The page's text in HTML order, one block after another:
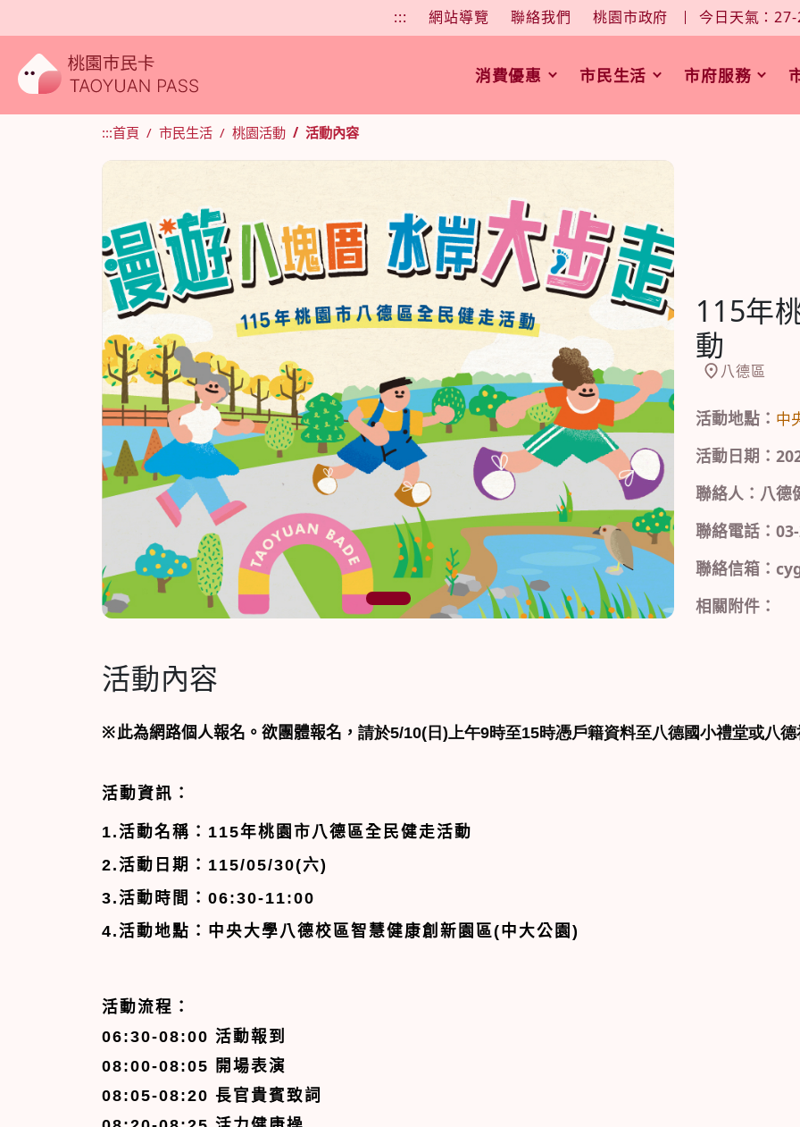
::: 網站導覽 聯絡我們 桃園市政府 今日天氣：
字型大小：
消費優惠 市民生活 市府服務
:::首頁 市民生活 桃園活動 活動內容
1
115年
動
八德區
活動地點： 中
活動日期：
聯絡人：八德
聯絡電話：
聯絡信箱：
相關附件：
活動內容
※此為網路個人報名。欲團體報名， 請於5/10(日)上午9時至15時憑戶籍資料至八德國小禮堂或八
活動資訊：
1.活動名稱： 115年桃園市八德區全民健走活動
2.活動日期： 115/05/30(六)
3.活動時間： 06:30-11:00
4.活動地點： 中央大學八德校區智慧健康創新園區(中大公園)
活動流程：
06:30-08:00 活動報到
08:00-08:05 開場表演
08:05-08:20 長官貴賓致詞